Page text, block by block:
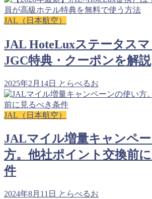
JAL（日本航空）
JAL HoteLuxステータス
JGC特典・クーポンを解説
2025年2月14日 とらべるお
JAL（日本航空）
JALマイル増量キャンペ
方。他社ポイント交換前
件
2024年8月11日 とらべるお